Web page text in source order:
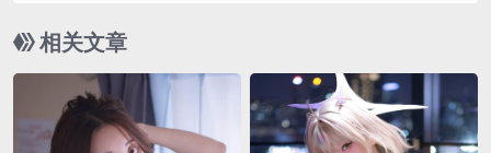
相关文章